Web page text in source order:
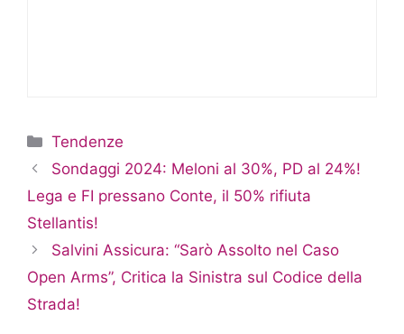
Categorie
Tendenze
Sondaggi 2024: Meloni al 30%, PD al 24%!
Lega e FI pressano Conte, il 50% rifiuta
Stellantis!
Salvini Assicura: “Sarò Assolto nel Caso
Open Arms”, Critica la Sinistra sul Codice della
Strada!